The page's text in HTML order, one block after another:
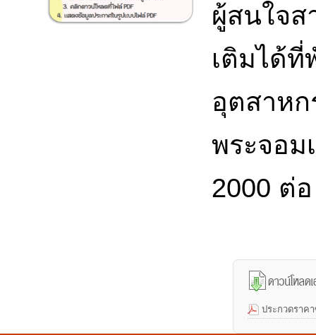
ผู้สนใจส
เติมได้
อุตสาหก
พระจอม
2000 ต่อ
ประกวดราค